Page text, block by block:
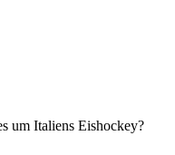
um Italiens Eishockey?